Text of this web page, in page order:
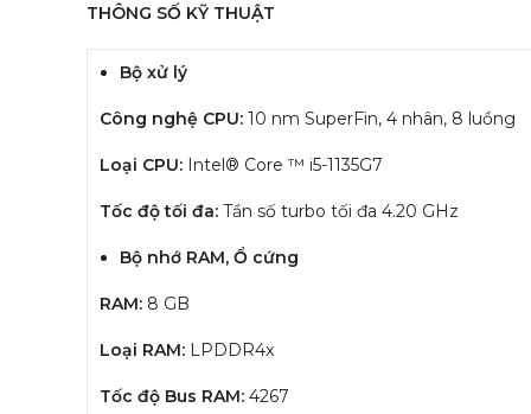
THÔNG SỐ KỸ THUẬT
Bộ xử lý
Công nghệ CPU: 10 nm SuperFin, 4 nhân, 8 luồng
Loại CPU: Intel® Core ™ i5-1135G7
Tốc độ tối đa: Tần số turbo tối đa 4.20 GHz
Bộ nhớ RAM, Ổ cứng
RAM: 8 GB
Loại RAM: LPDDR4x
Tốc độ Bus RAM: 4267